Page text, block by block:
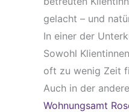
gelacht – und
In einer der
Sowohl
oft zu wenig Zeit
Auch in der
Wohnungsamt